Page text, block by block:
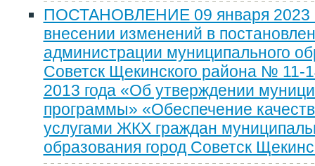
ПОСТАНОВЛЕНИЕ 09 января 2023
внесении изменений в
администрации муниципального
Советск Щекинского района № 11-
2013 года «Об утверждении
программы» «Обеспечение
услугами ЖКХ граждан
образования город Советск